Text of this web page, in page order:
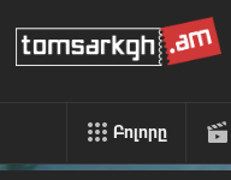
Բոլորը